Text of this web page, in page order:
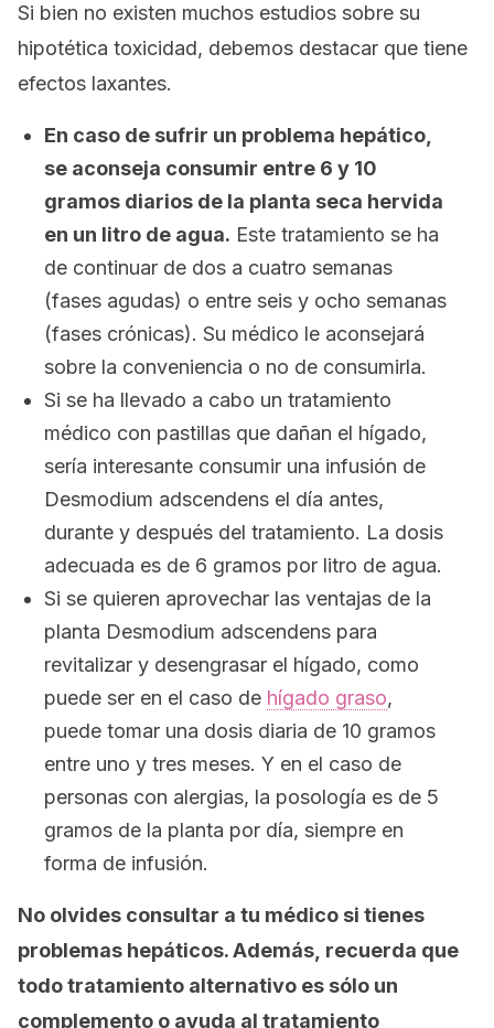
Si bien no existen muchos estudios sobre su
hipotética toxicidad, debemos destacar que tiene
efectos laxantes.
En caso de sufrir un problema hepático,
se aconseja consumir entre 6 y 10
gramos diarios de la planta seca hervida
en un litro de agua. Este tratamiento se ha
de continuar de dos a cuatro semanas
(fases agudas) o entre seis y ocho semanas
(fases crónicas). Su médico le aconsejará
sobre la conveniencia o no de consumirla.
Si se ha llevado a cabo un tratamiento
médico con pastillas que dañan el hígado,
sería interesante consumir una infusión de
Desmodium adscendens el día antes,
durante y después del tratamiento. La dosis
adecuada es de 6 gramos por litro de agua.
Si se quieren aprovechar las ventajas de la
planta Desmodium adscendens para
revitalizar y desengrasar el hígado, como
puede ser en el caso de hígado graso,
puede tomar una dosis diaria de 10 gramos
entre uno y tres meses. Y en el caso de
personas con alergias, la posología es de 5
gramos de la planta por día, siempre en
forma de infusión.
No olvides consultar a tu médico si tienes
problemas hepáticos. Además, recuerda que
todo tratamiento alternativo es sólo un
complemento o ayuda al tratamiento